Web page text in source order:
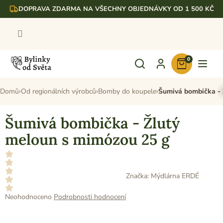
Přejít DOPRAVA ZDARMA NA VŠECHNY OBJEDNÁVKY OD 1 500 KČ
Nákupní
košík
0
Domů Od regionálních výrobců Bomby do koupele Šumivá bombička
Šumivá bombička - Žlutý
meloun s mimózou 25 g
Průměrné
Neohodnoceno Podrobnosti hodnocení
Značka: Mýdlárna ERDÉ